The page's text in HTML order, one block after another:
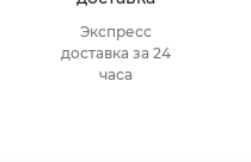
Экспресс
доставка за 24
часа